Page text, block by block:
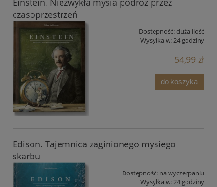
Einstein. Niezwykła mysia podróż przez
czasoprzestrzeń
Dostępność: duża ilość
Wysyłka w:24 godziny
54,99 zł
do koszyka
Edison. Tajemnica zaginionego mysiego
skarbu
Dostępność: na wyczerpaniu
Wysyłka w:24 godziny